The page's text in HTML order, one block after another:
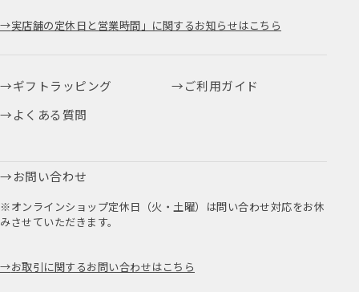
実店舗の定休日と営業時間」に関するお知らせはこちら
ギフトラッピング
ご利用ガイド
よくある質問
お問い合わせ
※オンラインショップ定休日（火・土曜）は問い合わせ対応をお休
みさせていただきます。
お取引に関するお問い合わせはこちら